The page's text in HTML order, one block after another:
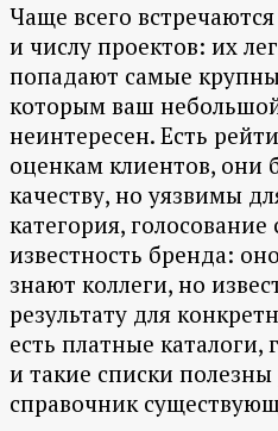
Чаще всего
и числу проектов: их
попадают самые
которым ваш
неинтересен. Есть
оценкам клиентов, они
качеству, но уязвимы
категория,
известность бренда:
знают коллеги, но
результату для
есть платные каталоги,
и такие списки полезны
справочник